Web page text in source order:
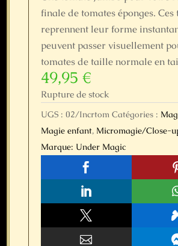
finale de tomates éponges. Ces
reprennent leur forme
peuvent passer visuellement
tomates de taille normale en
49,95 €
Rupture de stock
UGS : 02/Incrtom Catégories :
Magie enfant, Micromagie/Close-
Marque: Under Magic



